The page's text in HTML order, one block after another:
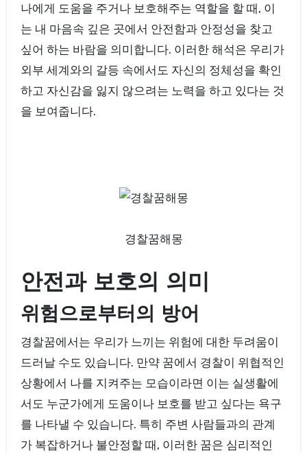
나에게 도움을 주거나 보호해주는 역할을 할 때, 이
는 내 마음속 깊은 곳에서 안전함과 안정성을 찾고
싶어 하는 바람을 의미합니다. 이러한 해석은 우리가
외부 세계와의 갈등 속에서도 자신의 정체성을 확인
하고 자신감을 잃지 않으려는 노력을 하고 있다는 것
을 보여줍니다.
경찰꿈해몽
안전과 보호의 의미
위험으로부터의 방어
경찰꿈에서는 우리가 느끼는 위험에 대한 두려움이
드러날 수도 있습니다. 만약 꿈에서 경찰이 위협적인
상황에서 나를 지켜주는 모습이라면 이는 실생활에
서도 누군가에게 도움이나 보호를 받고 싶다는 욕구
를 나타낼 수 있습니다. 특히 주변 사람들과의 관계
가 복잡하거나 불안정할 때, 이러한 꿈은 심리적인